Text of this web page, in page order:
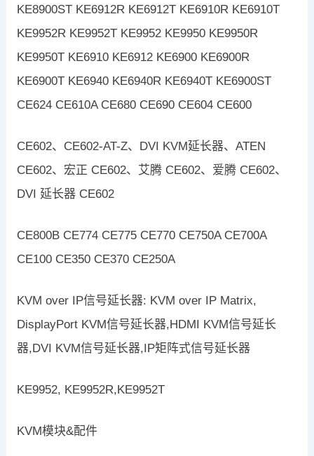
KE8900ST KE6912R KE6912T KE6910R KE6910T
KE9952R KE9952T KE9952 KE9950 KE9950R
KE9950T KE6910 KE6912 KE6900 KE6900R
KE6900T KE6940 KE6940R KE6940T KE6900ST
CE624 CE610A CE680 CE690 CE604 CE600
CE602、CE602-AT-Z、DVI KVM延长器、ATEN
CE602、宏正 CE602、艾腾 CE602、爱腾 CE602、
DVI 延长器 CE602
CE800B CE774 CE775 CE770 CE750A CE700A
CE100 CE350 CE370 CE250A
KVM over IP信号延长器: KVM over IP Matrix,
DisplayPort KVM信号延长器,HDMI KVM信号延长
器,DVI KVM信号延长器,IP矩阵式信号延长器
KE9952, KE9952R,KE9952T
KVM模块&配件